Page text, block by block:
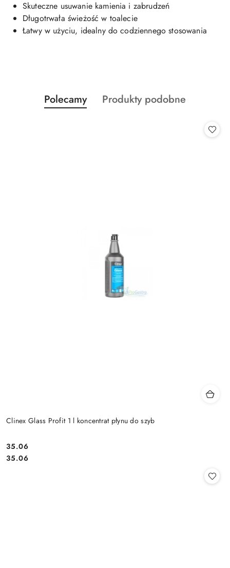
Skuteczne usuwanie kamienia i zabrudzeń
Długotrwała świeżość w toalecie
Łatwy w użyciu, idealny do codziennego stosowania
Pomiń karuzelę produktów
Produkty
o
Polecamy
Produkty
Produkty podobne
Clinex Glass Profit 1 l koncentrat płynu do szyb
Cena:
35.06
Cena:
35.06